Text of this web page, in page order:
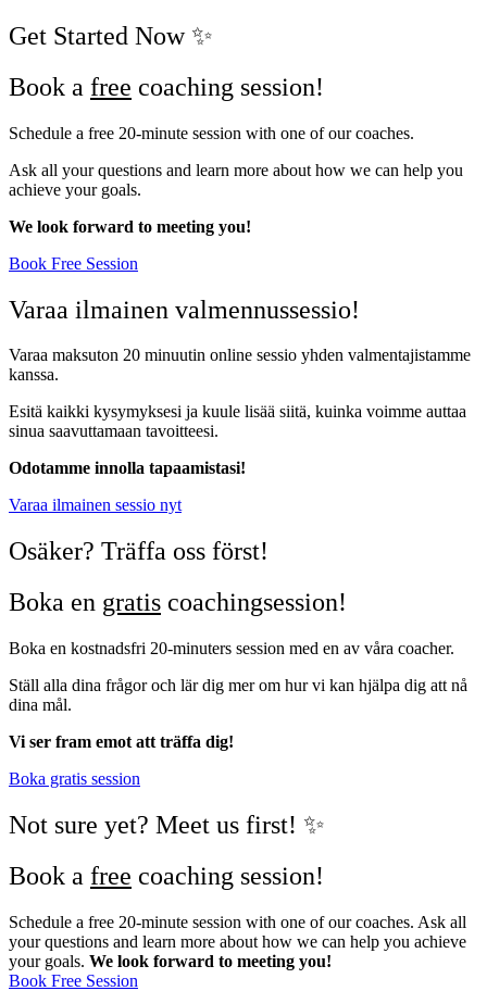
Get Started Now ✨
Book a free coaching session!
Schedule a free 20-minute session with one of our coaches.
Ask all your questions and learn more about how we can help you
achieve your goals.
We look forward to meeting you!
Book Free Session
Varaa ilmainen valmennussessio!
Varaa maksuton 20 minuutin online sessio yhden valmentajistamme
kanssa.
Esitä kaikki kysymyksesi ja kuule lisää siitä, kuinka voimme auttaa
sinua saavuttamaan tavoitteesi.
Odotamme innolla tapaamistasi!
Varaa ilmainen sessio nyt
Osäker? Träffa oss först!
Boka en gratis coachingsession!
Boka en kostnadsfri 20-minuters session med en av våra coacher.
Ställ alla dina frågor och lär dig mer om hur vi kan hjälpa dig att nå
dina mål.
Vi ser fram emot att träffa dig!
Boka gratis session
Not sure yet? Meet us first! ✨
Book a free coaching session!
Schedule a free 20-minute session with one of our coaches. Ask all
your questions and learn more about how we can help you achieve
your goals. We look forward to meeting you!
Book Free Session